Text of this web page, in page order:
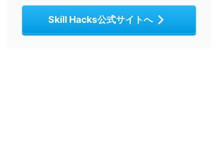
Skill Hacks公式サイトへ